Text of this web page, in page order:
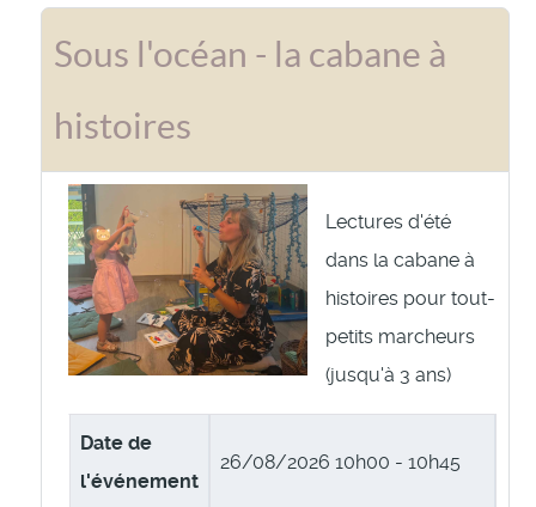
Sous l'océan - la cabane à
histoires
Lectures d'été
dans la cabane à
histoires pour tout-
petits marcheurs
(jusqu'à 3 ans)
Date de
l'événement
26/08/2026 10h00 - 10h45